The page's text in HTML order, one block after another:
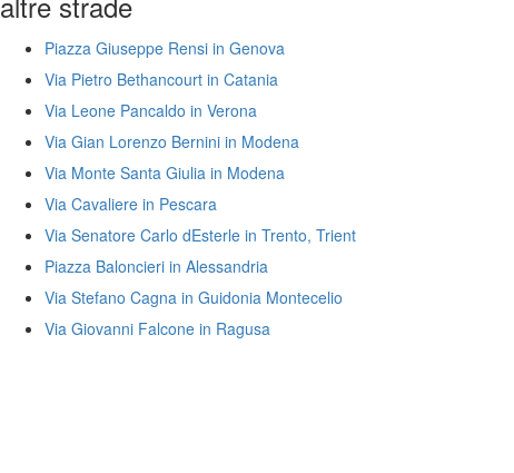
Piazza Giuseppe Rensi in Genova
Via Pietro Bethancourt in Catania
Via Leone Pancaldo in Verona
Via Gian Lorenzo Bernini in Modena
Via Monte Santa Giulia in Modena
Via Cavaliere in Pescara
Via Senatore Carlo dEsterle in Trento, Trient
Piazza Baloncieri in Alessandria
Via Stefano Cagna in Guidonia Montecelio
Via Giovanni Falcone in Ragusa